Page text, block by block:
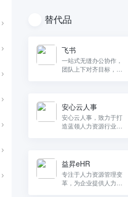
替代品
飞书
一站式无缝办公协作，
团队上下对齐目标，全
安心云人事
安心云人事，致力于打
造蓝领人力资源行业数
益昇eHR
专注于人力资源管理变
革，为企业提供人力资